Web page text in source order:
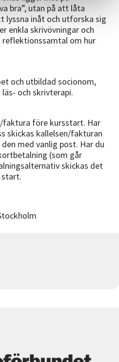
bra”, utan på att låta
inåt och utforska sig
enkla skrivövningar och
reflektionssamtal om hur
och utbildad socionom,
och skrivterapi.
faktura före kursstart. Har
skickas kallelsen/fakturan
med vanlig post. Har du
(som går
skickas det
start.